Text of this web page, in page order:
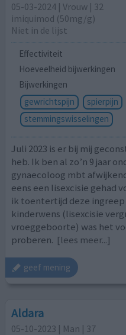
05-03-2024 | Vrouw | 32
imiquimod (50mg/g)
Niet in de lijst
Effectiviteit
Hoeveelheid bijwerkingen
Bijwerkingen
gewrichtspijn
spierpijn
stemmingswisselingen
Juli 2023 is er bij mij
heb. Ik ben al zo’n 9 jaar
gynaecoloog mbt
eens een lisexcisie gehad
ik toentertijd deze ingreep
kinderwens (lisexcisie
vroeggeboorte) was het
proberen. [lees meer...]
geef mening
Aldara
05-10-2023 | Man | 37